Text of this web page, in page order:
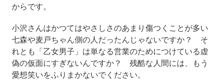
からです。
小沢さんはかつてはやさしさのあまり傷つくことが多い
七森や麦戸ちゃん側の人だったんじゃないですか？ そ
れとも「乙女男子」は単なる営業のためにつけている虚
偽の仮面にすぎないんですか？ 残酷な人間には、もう
愛想笑いをふりまかないでください。